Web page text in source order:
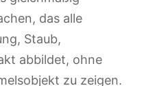
das alle
Staub,
abbildet, ohne
zu zeigen.